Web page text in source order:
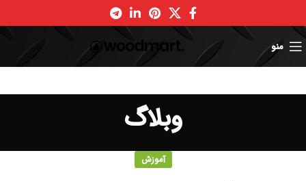
منو
وبلاگ
آموزش